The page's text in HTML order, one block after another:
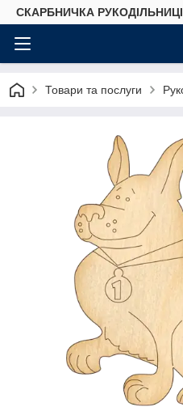
СКАРБНИЧКА РУКОДІЛЬНИЦІ
Товари та послуги